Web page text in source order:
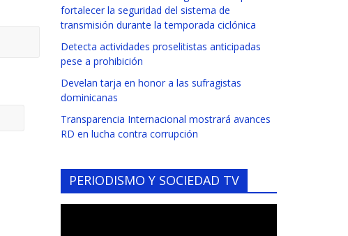
fortalecer la seguridad del sistema de
transmisión durante la temporada ciclónica
Detecta actividades proselitistas anticipadas
pese a prohibición
Develan tarja en honor a las sufragistas
dominicanas
Transparencia Internacional mostrará avances
RD en lucha contra corrupción
PERIODISMO Y SOCIEDAD TV